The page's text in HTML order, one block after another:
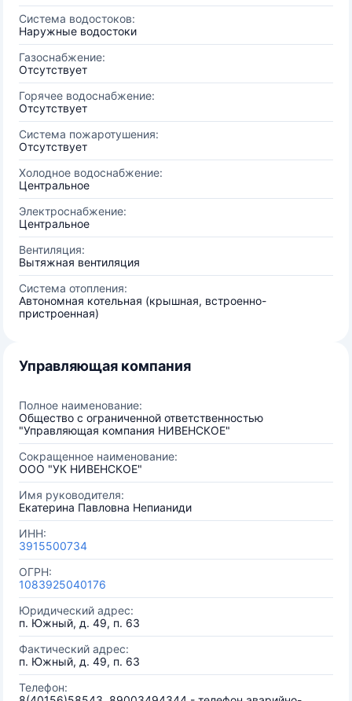
Система водостоков:
Наружные водостоки
Газоснабжение:
Отсутствует
Горячее водоснабжение:
Отсутствует
Система пожаротушения:
Отсутствует
Холодное водоснабжение:
Центральное
Электроснабжение:
Центральное
Вентиляция:
Вытяжная вентиляция
Система отопления:
Автономная котельная (крышная, встроенно-
пристроенная)
Управляющая компания
Полное наименование:
Общество с ограниченной ответственностью
"Управляющая компания НИВЕНСКОЕ"
Сокращенное наименование:
ООО "УК НИВЕНСКОЕ"
Имя руководителя:
Екатерина Павловна Непианиди
ИНН:
3915500734
ОГРН:
1083925040176
Юридический адрес:
п. Южный, д. 49, п. 63
Фактический адрес:
п. Южный, д. 49, п. 63
Телефон: